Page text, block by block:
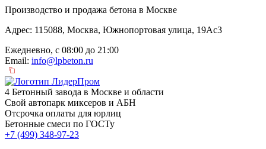
Производство и продажа бетона в Москве
Адрес: 115088, Москва, Южнопортовая улица, 19Ас3
Ежедневно, с 08:00 до 21:00
Email: info@lpbeton.ru
4 Бетонный завода в Москве и области
Свой автопарк миксеров и АБН
Отсрочка оплаты для юрлиц
Бетонные смеси по ГОСТу
+7 (499) 348-97-23